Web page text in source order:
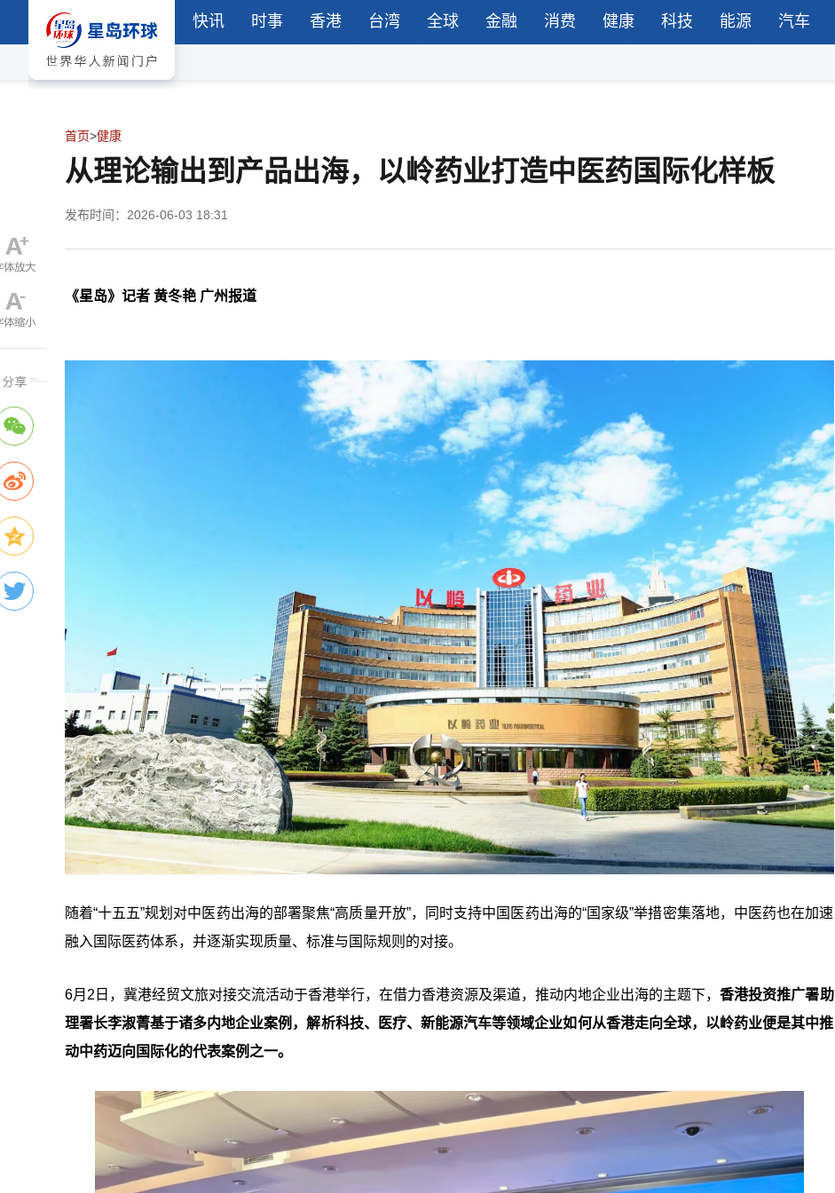
快讯 时事 香港 台湾 全球 金融 消费 健康 科技 能源 汽车
首页>健康
从理论输出到产品出海，以岭药业打造中医药国际化样板
发布时间：2026-06-03 18:31
《星岛》记者 黄冬艳 广州报道
随着“十五五”规划对中医药出海的部署聚焦“高质量开放”，同时支持中国医药出海的“国家级”举措密集落地，中医药也在加速
融入国际医药体系，并逐渐实现‌质量、标准与国际规则的对接。
6月2日，冀港经贸文旅对接交流活动于香港举行，在借力香港资源及渠道，推动内地企业出海的主题下，香港投资推广署助
理署长李淑菁基于诸多内地企业案例，解析科技、医疗、新能源汽车等领域企业如何从香港走向全球，以岭药业便是其中推
动中药迈向国际化的代表案例之一。